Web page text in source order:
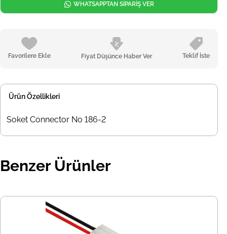
Favorilere Ekle Fiyat Düşünce Haber Ver Teklif İste
WHATSAPPTAN SİPARİŞ VER
Ürün Özellikleri
Soket Connector No 186-2
Benzer Ürünler